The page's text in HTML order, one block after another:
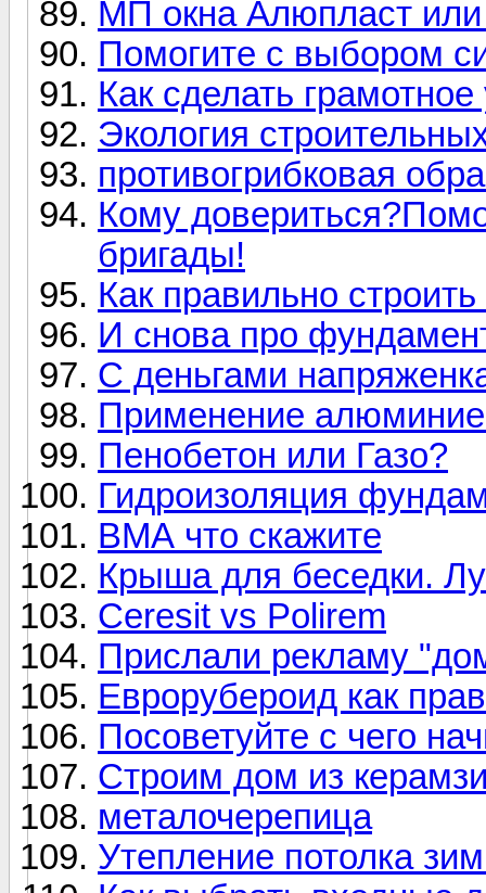
МП окна Алюпласт
Помогите с выбором
Как сделать
Экология
противогрибковая
Кому
бригады!
Как правильно
И снова про
С деньгами
Применение
Пенобетон или Газо?
Гидроизоляция
ВМА что скажите
Крыша для беседки.
Ceresit vs Polirem
Прислали рекламу
Еврорубероид как
Посоветуйте с чего
Строим дом из
металочерепица
Утепление потолка